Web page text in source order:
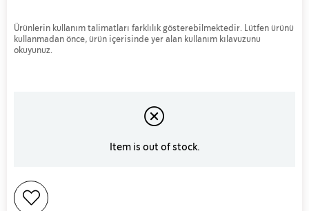
Ürünlerin kullanım talimatları farklılık gösterebilmektedir. Lütfen ürünü
kullanmadan önce, ürün içerisinde yer alan kullanım kılavuzunu
okuyunuz.
Item is out of stock.